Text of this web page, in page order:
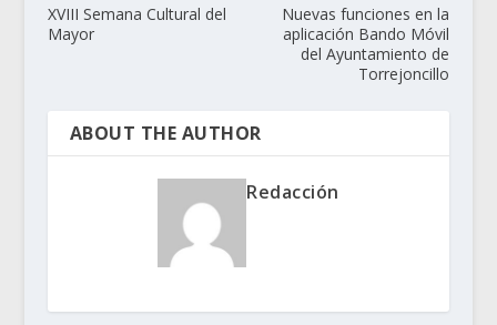
XVIII Semana Cultural del
Mayor
Nuevas funciones en la
aplicación Bando Móvil
del Ayuntamiento de
Torrejoncillo
ABOUT THE AUTHOR
Redacción